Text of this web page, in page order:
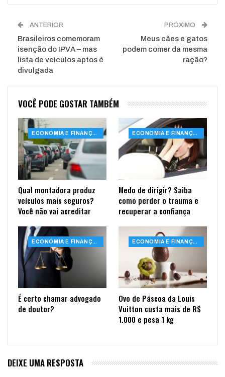
ANTERIOR
Brasileiros comemoram
isenção do IPVA – mas
lista de veículos aptos é
divulgada
PRÓXIMO
Meus cães e gatos
podem comer da mesma
ração?
VOCÊ PODE GOSTAR TAMBÉM
ECONOMIA E FINANÇAS
Qual montadora produz
veículos mais seguros?
Você não vai acreditar
ECONOMIA E FINANÇAS
Medo de dirigir? Saiba
como perder o trauma e
recuperar a confiança
ECONOMIA E FINANÇAS
É certo chamar advogado
de doutor?
ECONOMIA E FINANÇAS
Ovo de Páscoa da Louis
Vuitton custa mais de R$
1.000 e pesa 1 kg
DEIXE UMA RESPOSTA